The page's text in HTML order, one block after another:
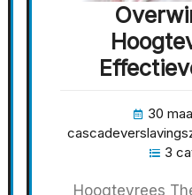
30
3
Hoogtevrees